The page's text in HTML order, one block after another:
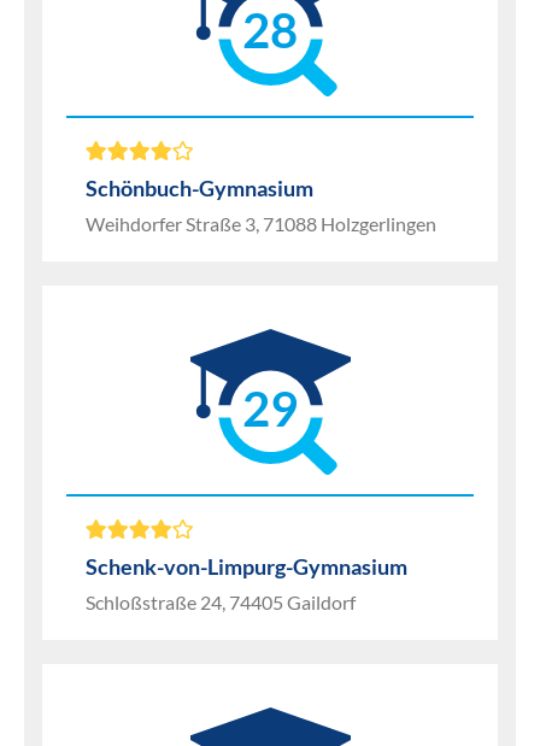
28
Schönbuch-Gymnasium
Weihdorfer Straße 3, 71088 Holzgerlingen
29
Schenk-von-Limpurg-Gymnasium
Schloßstraße 24, 74405 Gaildorf